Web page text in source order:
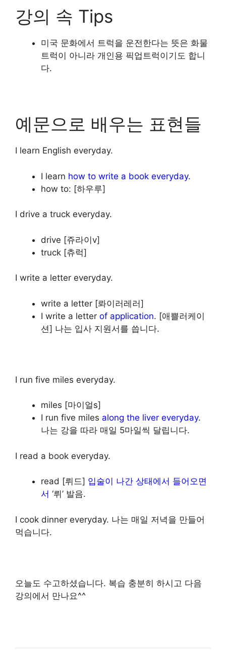
강의 속 Tips
미국 문화에서 트럭을 운전한다는 뜻은 화물
트럭이 아니라 개인용 픽업트럭이기도 합니
다.
예문으로 배우는 표현들
I learn English everyday.
I learn how to write a book everyday.
how to: [하우루]
I drive a truck everyday.
drive [쥬라이v]
truck [츄럭]
I write a letter everyday.
write a letter [롸이러레러]
I write a letter of application. [애쁠러케이
션] 나는 입사 지원서를 씁니다.
I run five miles everyday.
miles [마이얼s]
I run five miles along the liver everyday.
나는 강을 따라 매일 5마일씩 달립니다.
I read a book everyday.
read [뤼드] 입술이 나간 상태에서 들어오면
서 ‘뤼’ 발음.
I cook dinner everyday. 나는 매일 저녁을 만들어
먹습니다.
오늘도 수고하셨습니다. 복습 충분히 하시고 다음
강의에서 만나요^^